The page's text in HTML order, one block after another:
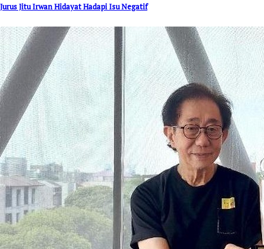
Jurus Jitu Irwan Hidayat Hadapi Isu Negatif